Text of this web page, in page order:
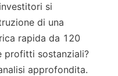
si
di una
rapida da 120
profitti sostanziali?
approfondita.